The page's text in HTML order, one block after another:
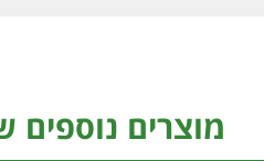
מוצרים נוספים